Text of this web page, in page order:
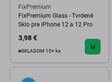
FixPremium
FixPremium Glass - Tvrdené
Sklo pre iPhone 12 a 12 Pro
3,98 €
SKLADOM 10+ ks